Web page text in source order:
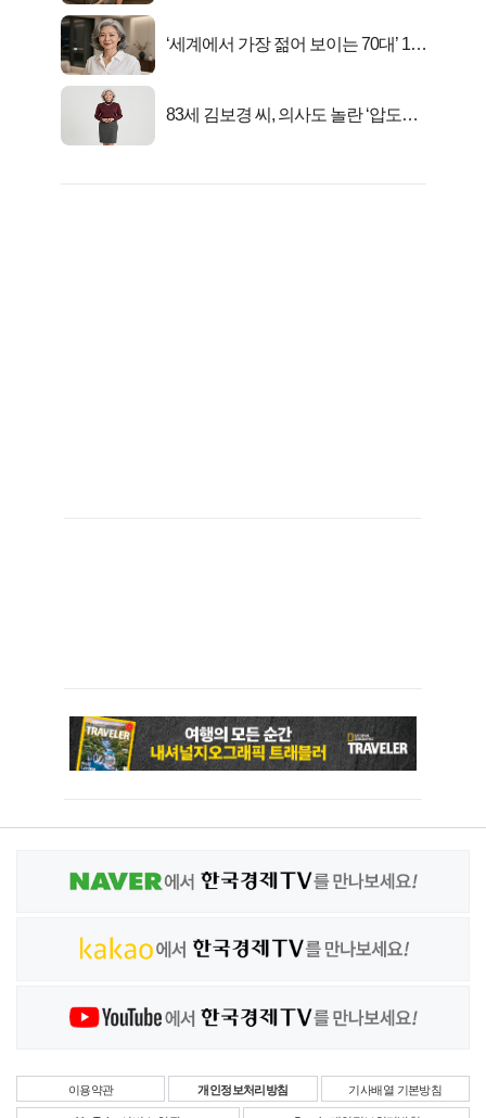
‘세계에서 가장 젊어 보이는 70대’ 1위
83세 김보경 씨, 의사도 놀란 ‘압도적
이용약관 개인정보처리방침 기사배열 기본방침